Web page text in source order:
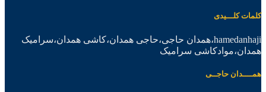
کلمات کلـــیدی
hamedanhaji،همدان حاجی،حاجی همدان،کاشی همدان،سرامیک
همدان،موادکاشی سرامیک
همــــدان حاجــی